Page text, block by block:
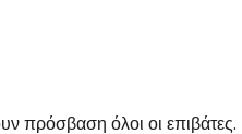
πρόσβαση όλοι οι επιβάτες.